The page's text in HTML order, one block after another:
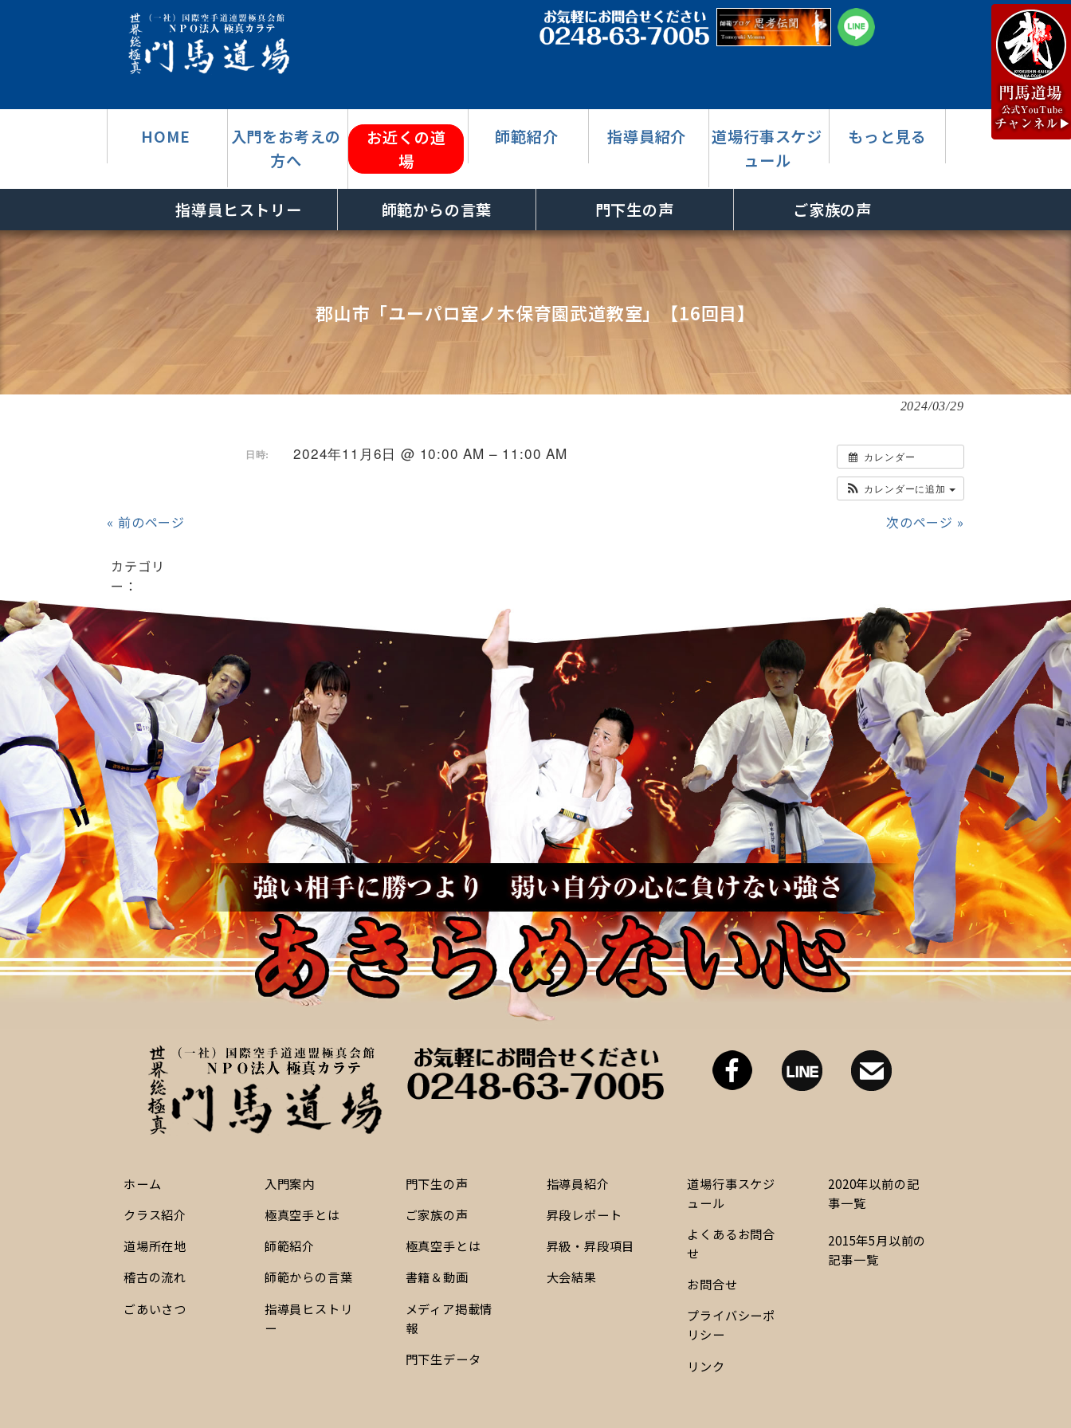
HOME
入門をお考えの
方へ
お近くの道
場
師範紹介 指導員紹介
道場行事スケジ
ュール
もっと見る
指導員ヒストリー 師範からの言葉 門下生の声 ご家族の声
郡山市「ユーパロ室ノ木保育園武道教室」【16回目】
2024/03/29
カレンダー
カレンダーに追加
日時: 2024年11月6日 @ 10:00 AM – 11:00 AM
« 前のページ 次のページ »
カテゴリ
ー：
ホーム
クラス紹介
道場所在地
稽古の流れ
ごあいさつ
入門案内
極真空手とは
師範紹介
師範からの言葉
指導員ヒストリ
ー
門下生の声
ご家族の声
極真空手とは
書籍＆動画
メディア掲載情
報
門下生データ
指導員紹介
昇段レポート
昇級・昇段項目
大会結果
道場行事スケジ
ュール
よくあるお問合
せ
お問合せ
プライバシーポ
リシー
リンク
2020年以前の記
事一覧
2015年5月以前の
記事一覧